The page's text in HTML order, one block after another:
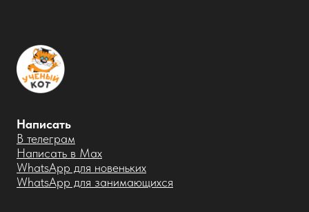
Написать
В телеграм
Написать в Max
WhatsApp для новеньких
WhatsApp для занимающихся